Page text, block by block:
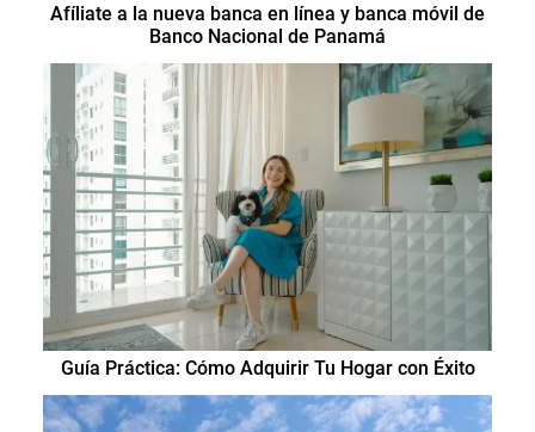
Afíliate a la nueva banca en línea y banca móvil de
Banco Nacional de Panamá
Guía Práctica: Cómo Adquirir Tu Hogar con Éxito